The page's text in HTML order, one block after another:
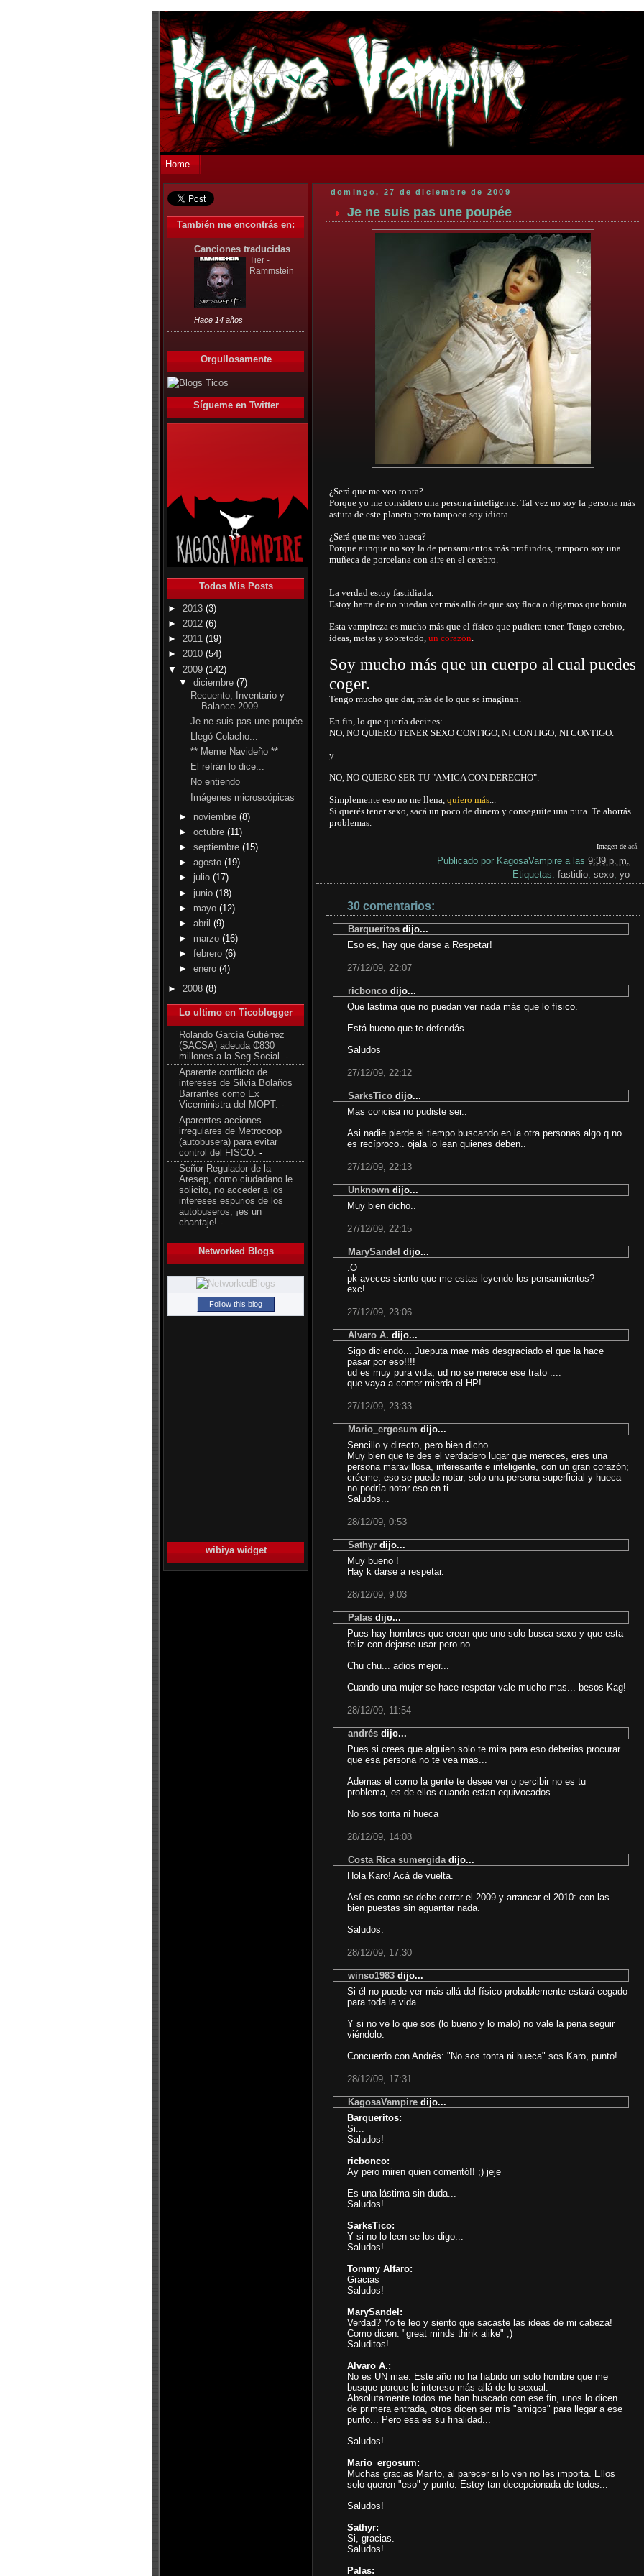
Home
También me encontrás en:
Canciones traducidas
Tier -
Rammstein
Hace 14 años
Orgullosamente
Sígueme en Twitter
Todos Mis Posts
► 2013 (3)
► 2012 (6)
► 2011 (19)
► 2010 (54)
▼ 2009 (142)
▼diciembre(7)
Recuento, Inventario y
Balance 2009
Je ne suis pas une poupée
Llegó Colacho...
** Meme Navideño **
El refrán lo dice...
No entiendo
Imágenes microscópicas
► noviembre(8)
►octubre(11)
►septiembre(15)
►agosto(19)
► julio(17)
► junio(18)
► mayo(12)
►abril(9)
► marzo(16)
►febrero(6)
►enero(4)
► 2008 (8)
Lo ultimo en Ticoblogger
Rolando García Gutiérrez
(SACSA) adeuda ₵830
millones a la Seg Social. -
Aparente conflicto de
intereses de Silvia Bolaños
Barrantes como Ex
Viceministra del MOPT. -
Aparentes acciones
irregulares de Metrocoop
(autobusera) para evitar
control del FISCO. -
Señor Regulador de la
Aresep, como ciudadano le
solicito, no acceder a los
intereses espurios de los
autobuseros, ¡es un
chantaje! -
Networked Blogs
Follow this blog
wibiya widget
domingo, 27 de diciembre de 2009
Je ne suis pas une poupée
¿Será que me veo tonta?
Porque yo me considero una persona inteligente. Tal vez no soy la persona más
astuta de este planeta pero tampoco soy idiota.
¿Será que me veo hueca?
Porque aunque no soy la de pensamientos más profundos, tampoco soy una
muñeca de porcelana con aire en el cerebro.
La verdad estoy fastidiada.
Estoy harta de no puedan ver más allá de que soy flaca o digamos que bonita.
Esta vampireza es mucho más que el físico que pudiera tener. Tengo cerebro,
ideas, metas y sobretodo, un corazón
Soy mucho más que un cuerpo al cual puedes
coger.
Tengo mucho que dar, más de lo que se imaginan.
En fin, lo que quería decir es:
NO, NO QUIERO TENER SEXO CONTIGO, NI CONTIGO; NI CONTIGO.
y
NO, NO QUIERO SER TU "AMIGA CON DERECHO".
Simplemente eso no me llena, quiero más
Si querés tener sexo, sacá un poco de dinero y conseguite una puta. Te ahorrás
problemas.
Imagen de acá
Publicado por KagosaVampire a las 9:39 p. m.
Etiquetas: fastidio sexo yo
30 comentarios:
Barqueritos dijo...
Eso es, hay que darse a Respetar!
27/12/09, 22:07
ricbonco dijo...
Qué lástima que no puedan ver nada más que lo físico.
Está bueno que te defendás
Saludos
27/12/09, 22:12
SarksTico dijo...
Mas concisa no pudiste ser..
Asi nadie pierde el tiempo buscando en la otra personas algo q no
es recíproco.. ojala lo lean quienes deben..
27/12/09, 22:13
Unknown dijo...
Muy bien dicho..
27/12/09, 22:15
MarySandel dijo...
:O
pk aveces siento que me estas leyendo los pensamientos?
exc!
27/12/09, 23:06
Alvaro A. dijo...
Sigo diciendo... Jueputa mae más desgraciado el que la hace
pasar por eso!!!!
ud es muy pura vida, ud no se merece ese trato ....
que vaya a comer mierda el HP!
27/12/09, 23:33
Mario_ergosum dijo...
Sencillo y directo, pero bien dicho.
Muy bien que te des el verdadero lugar que mereces, eres una
persona maravillosa, interesante e inteligente, con un gran corazón;
créeme, eso se puede notar, solo una persona superficial y hueca
no podría notar eso en ti.
Saludos...
28/12/09, 0:53
Sathyr dijo...
Muy bueno !
Hay k darse a respetar.
28/12/09, 9:03
Palas dijo...
Pues hay hombres que creen que uno solo busca sexo y que esta
feliz con dejarse usar pero no...
Chu chu... adios mejor...
Cuando una mujer se hace respetar vale mucho mas... besos Kag!
28/12/09, 11:54
andrés dijo...
Pues si crees que alguien solo te mira para eso deberias procurar
que esa persona no te vea mas...
Ademas el como la gente te desee ver o percibir no es tu
problema, es de ellos cuando estan equivocados.
No sos tonta ni hueca
28/12/09, 14:08
Costa Rica sumergida dijo...
Hola Karo! Acá de vuelta.
Así es como se debe cerrar el 2009 y arrancar el 2010: con las ...
bien puestas sin aguantar nada.
Saludos.
28/12/09, 17:30
winso1983 dijo...
Si él no puede ver más allá del físico probablemente estará cegado
para toda la vida.
Y si no ve lo que sos (lo bueno y lo malo) no vale la pena seguir
viéndolo.
Concuerdo con Andrés: "No sos tonta ni hueca" sos Karo, punto!
28/12/09, 17:31
KagosaVampire dijo...
Barqueritos:
Si...
Saludos!
ricbonco:
Ay pero miren quien comentó!! ;) jeje
Es una lástima sin duda...
Saludos!
SarksTico:
Y si no lo leen se los digo...
Saludos!
Tommy Alfaro:
Gracias
Saludos!
MarySandel:
Verdad? Yo te leo y siento que sacaste las ideas de mi cabeza!
Como dicen: "great minds think alike" ;)
Saluditos!
Alvaro A.:
No es UN mae. Este año no ha habido un solo hombre que me
busque porque le intereso más allá de lo sexual.
Absolutamente todos me han buscado con ese fin, unos lo dicen
de primera entrada, otros dicen ser mis "amigos" para llegar a ese
punto... Pero esa es su finalidad...
Saludos!
Mario_ergosum:
Muchas gracias Marito, al parecer si lo ven no les importa. Ellos
solo queren "eso" y punto. Estoy tan decepcionada de todos...
Saludos!
Sathyr:
Si, gracias.
Saludos!
Palas: